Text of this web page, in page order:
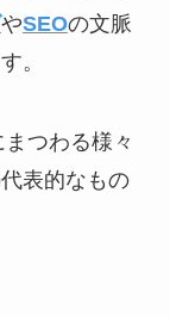
やSEOの文脈
。
つわる様々
表的なもの